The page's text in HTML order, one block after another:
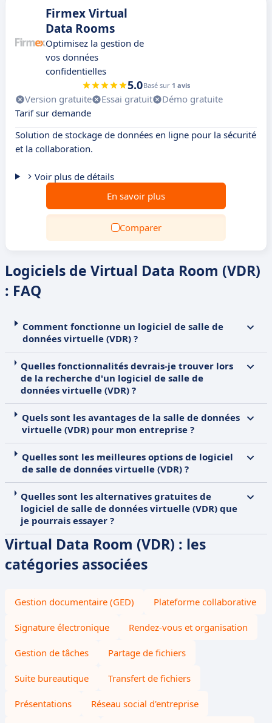
Firmex Virtual
Data Rooms
Optimisez la gestion de
vos données
confidentielles
5.0Basé sur 1 avis
Version gratuite Essai gratuit
Démo gratuite
Tarif sur demande
Solution de stockage de données en ligne pour la sécurité
et la collaboration.
Voir plus de détails
En savoir plus
Comparer
Logiciels de Virtual Data Room (VDR)
: FAQ
Comment fonctionne un logiciel de salle de
données virtuelle (VDR) ?
Quelles fonctionnalités devrais-je trouver lors
de la recherche d'un logiciel de salle de
données virtuelle (VDR) ?
Quels sont les avantages de la salle de données
virtuelle (VDR) pour mon entreprise ?
Quelles sont les meilleures options de logiciel
de salle de données virtuelle (VDR) ?
Quelles sont les alternatives gratuites de
logiciel de salle de données virtuelle (VDR) que
je pourrais essayer ?
Virtual Data Room (VDR) : les
catégories associées
Gestion documentaire (GED) Plateforme collaborative
Signature électronique Rendez-vous et organisation
Gestion de tâches Partage de fichiers
Suite bureautique Transfert de fichiers
Présentations Réseau social d'entreprise